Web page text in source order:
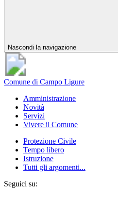
Nascondi la navigazione
Comune di Campo Ligure
Amministrazione
Novità
Servizi
Vivere il Comune
Protezione Civile
Tempo libero
Istruzione
Tutti gli argomenti...
Seguici su: